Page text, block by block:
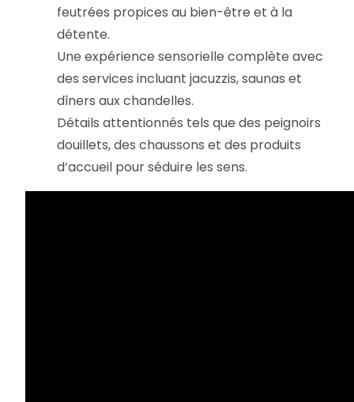
feutrées propices au bien-être et à la
détente.
Une expérience sensorielle complète avec
des services incluant jacuzzis, saunas et
dîners aux chandelles.
Détails attentionnés tels que des peignoirs
douillets, des chaussons et des produits
d’accueil pour séduire les sens.